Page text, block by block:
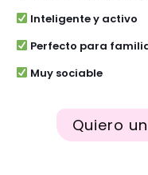
Inteligente y activo
Perfecto para
Muy sociable
Quiero